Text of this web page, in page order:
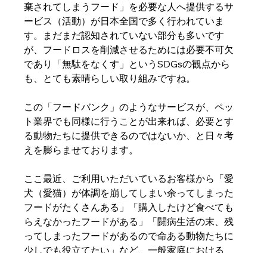
棄されてしまうフード」を必要な人へ提供するサ
ービス（活動）が日本全国で多く行われていま
す。まだまだ認知されていない部分も多いです
が、フードロスを削減させるためには必要不可欠
であり「無駄をなくす」というSDGsの観点から
も、とても素晴らしい取り組みですね。
この「フードバンク」のようなサービスが、ペッ
ト業界でも同様に行うことが出来れば、必要とす
る動物たちに提供できるのではないか、と日々考
えを膨らませております。
ここ最近、ご利用いただいているお客様から「愛
犬（愛猫）が体調を崩してしまい余ってしまった
フードがたくさんある」「購入したけど食べても
らえなかったフードがある」「闘病生活の末、残
ってしまったフードがあるので命ある動物たちに
少しでも役立てたい」など、一般家庭における